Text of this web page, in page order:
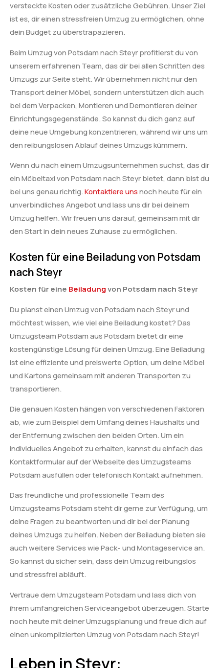
versteckte Kosten oder zusätzliche Gebühren. Unser Ziel
ist es, dir einen stressfreien Umzug zu ermöglichen, ohne
dein Budget zu überstrapazieren.
Beim Umzug von Potsdam nach Steyr profitierst du von
unserem erfahrenen Team, das dir bei allen Schritten des
Umzugs zur Seite steht. Wir übernehmen nicht nur den
Transport deiner Möbel, sondern unterstützen dich auch
bei dem Verpacken, Montieren und Demontieren deiner
Einrichtungsgegenstände. So kannst du dich ganz auf
deine neue Umgebung konzentrieren, während wir uns um
den reibungslosen Ablauf deines Umzugs kümmern.
Wenn du nach einem Umzugsunternehmen suchst, das dir
ein Möbeltaxi von Potsdam nach Steyr bietet, dann bist du
bei uns genau richtig.Kontaktiere unsnoch heute für ein
unverbindliches Angebot und lass uns dir bei deinem
Umzug helfen. Wir freuen uns darauf, gemeinsam mit dir
den Start in dein neues Zuhause zu ermöglichen.
Kosten für eine Beiladung von Potsdam
nach Steyr
Kosten für eine Beiladungvon Potsdam nach Steyr
Du planst einen Umzug von Potsdam nach Steyr und
möchtest wissen, wie viel eine Beiladung kostet? Das
Umzugsteam Potsdam aus Potsdam bietet dir eine
kostengünstige Lösung für deinen Umzug. Eine Beiladung
ist eine effiziente und preiswerte Option, um deine Möbel
und Kartons gemeinsam mit anderen Transporten zu
transportieren.
Die genauen Kosten hängen von verschiedenen Faktoren
ab, wie zum Beispiel dem Umfang deines Haushalts und
der Entfernung zwischen den beiden Orten. Um ein
individuelles Angebot zu erhalten, kannst du einfach das
Kontaktformular auf der Webseite des Umzugsteams
Potsdam ausfüllen oder telefonisch Kontakt aufnehmen.
Das freundliche und professionelle Team des
Umzugsteams Potsdam steht dir gerne zur Verfügung, um
deine Fragen zu beantworten und dir bei der Planung
deines Umzugs zu helfen. Neben der Beiladung bieten sie
auch weitere Services wie Pack- und Montageservice an.
So kannst du sicher sein, dass dein Umzug reibungslos
und stressfrei abläuft.
Vertraue dem Umzugsteam Potsdam und lass dich von
ihrem umfangreichen Serviceangebot überzeugen. Starte
noch heute mit deiner Umzugsplanung und freue dich auf
einen unkomplizierten Umzug von Potsdam nach Steyr!